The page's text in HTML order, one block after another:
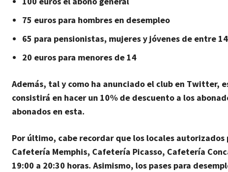
75 euros para hombres en desempleo
65 para pensionistas, mujeres y jóvenes de entre
20 euros para menores de 14
Además, tal y como ha anunciado el club en Twitter,
consistirá en hacer un 10% de descuento a los
abonados en esta.
Por último, cabe recordar que los locales
Cafetería Memphis, Cafetería Picasso, Cafetería
19:00 a 20:30 horas. Asimismo, los pases para